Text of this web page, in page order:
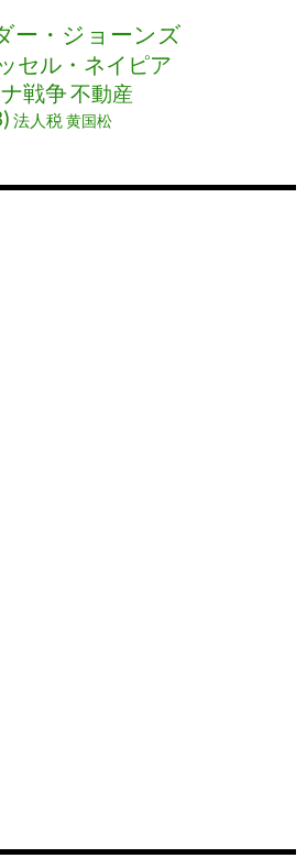
ー・ジョーンズ
セル・ネイピア
戦争不動産
法人税黄国松